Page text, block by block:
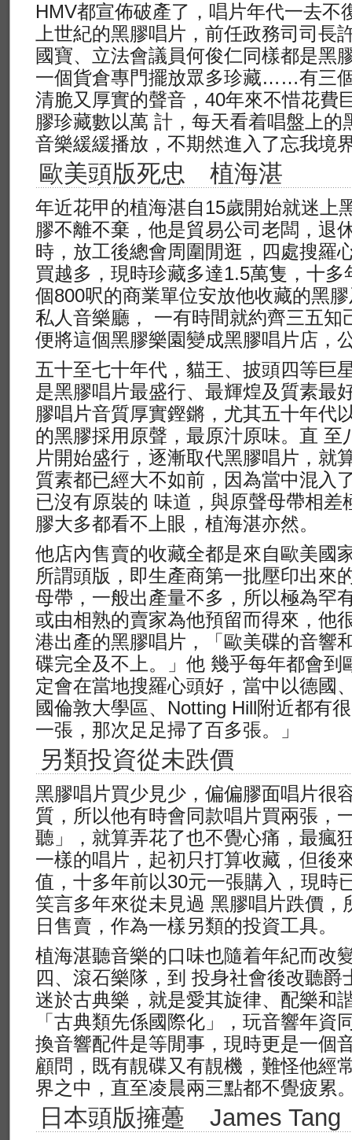
HMV都宣佈破產了，唱片年代一去不
上世紀的黑膠唱片，前任政務司司長
國寶、立法會議員何俊仁同樣都是黑
一個貨倉專門擺放眾多珍藏……有三
清脆又厚實的聲音，40年來不惜花費
膠珍藏數以萬 計，每天看着唱盤上的
音樂緩緩播放，不期然進入了忘我境
歐美頭版死忠 植海湛
年近花甲的植海湛自15歲開始就迷上
膠不離不棄，他是貿易公司老闆，退
時，放工後總會周圍閒逛，四處搜羅
買越多，現時珍藏多達1.5萬隻，十
個800呎的商業單位安放他收藏的黑
私人音樂廳， 一有時間就約齊三五知
便將這個黑膠樂園變成黑膠唱片店，
五十至七十年代，貓王、披頭四等巨
是黑膠唱片最盛行、最輝煌及質素最
膠唱片音質厚實鏗鏘，尤其五十年代
的黑膠採用原聲，最原汁原味。直 至
片開始盛行，逐漸取代黑膠唱片，就
質素都已經大不如前，因為當中混入
已沒有原裝的 味道，與原聲母帶相差
膠大多都看不上眼，植海湛亦然。
他店內售賣的收藏全都是來自歐美國
所謂頭版，即生產商第一批壓印出來
母帶，一般出產量不多，所以極為罕
或由相熟的賣家為他預留而得來，他
港出產的黑膠唱片，「歐美碟的音響
碟完全及不上。」他 幾乎每年都會到
定會在當地搜羅心頭好，當中以德國
國倫敦大學區、Notting Hill附近都有
一張，那次足足掃了百多張。」
另類投資從未跌價
黑膠唱片買少見少，偏偏膠面唱片很
質，所以他有時會同款唱片買兩張，
聽」，就算弄花了也不覺心痛，最瘋
一樣的唱片，起初只打算收藏，但後
值，十多年前以30元一張購入，現時
笑言多年來從未見過 黑膠唱片跌價，
日售賣，作為一樣另類的投資工具。
植海湛聽音樂的口味也隨着年紀而改
四、滾石樂隊，到 投身社會後改聽
迷於古典樂，就是愛其旋律、配樂和
「古典類先係國際化」，玩音響年資
換音響配件是等閒事，現時更是一個
顧問，既有靚碟又有靚機，難怪他經
界之中，直至凌晨兩三點都不覺疲累
日本頭版擁躉 James Tang